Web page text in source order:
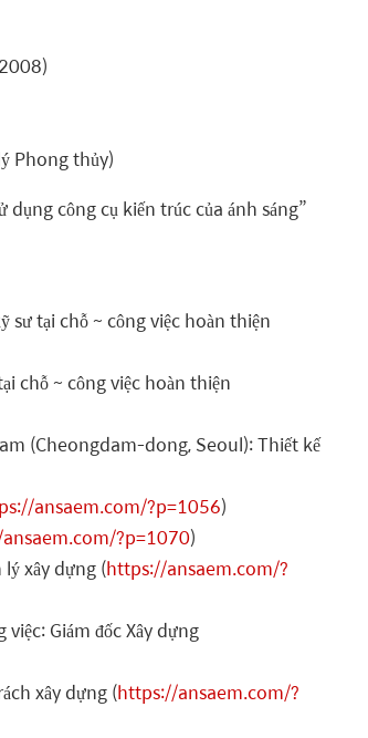
Phong thủy)
công cụ kiến trúc của ánh sáng”
tại chỗ ~ công việc hoàn thiện
chỗ ~ công việc hoàn thiện
(Cheongdam-dong, Seoul): Thiết kế
ansaem.com/?p=1056)
?p=1070)
xây dựng (https://ansaem.com/?
Giám đốc Xây dựng
xây dựng (https://ansaem.com/?